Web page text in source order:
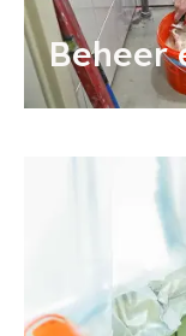
Beheer